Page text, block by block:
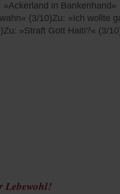
»Ackerland in Bankenhand«
(3/10)Zu: »Ich wollte
»Straft Gott Haiti?« (3/
Lebewohl!